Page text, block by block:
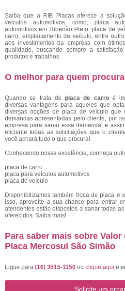
Saiba que a RIB Placas oferece a
veículos automotivos, como, placa
automotivos em Ribeirão Preto, placa de
carro, emplacamento de veículo, entre
aos investimentos da empresa com
qualidade, buscando sempre a
produtos e trabalhos.
O melhor para quem
Quando se trata deplaca de carroé
diversas vantagens para aqueles que
diversas opções de placa de veículo que
demandas apresentadas pelo cliente, por
empresa para sanar essa demanda, e
eficiente todas as solicitações que o
você achará tudo o que procura!
Conhecendo nossa excelência, conheça
placa de carro
placa para veículos automotivos
placa de veículo
Disponibilizamos também troca de placa e
isso, aproveite a sua chance para entrar
atendentes estão dispostos a sanar todas
oferecidos. Saiba mais!
Para saber mais sobre
Placa Mercosul São Simão
Ligue para (16) 3515-1150 ou clique aqui e
Solicite um